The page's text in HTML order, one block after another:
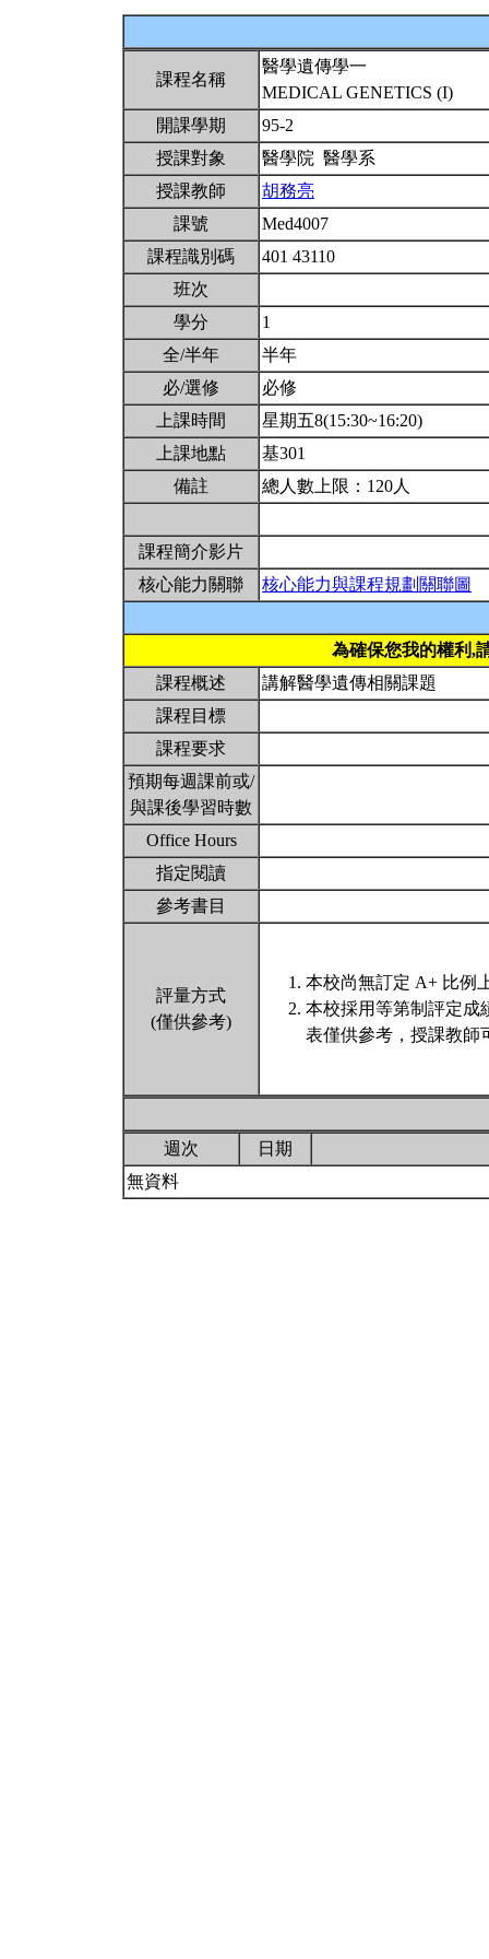
課程名稱
醫學遺傳學一
MEDICAL GENETICS (I)
開課學期
95-2
授課對象
醫學院 醫學系
授課教師
胡務亮
課號
Med4007
課程識別碼
401 43110
班次
學分
1
全/半年
半年
必/選修
必修
上課時間
星期五8(15:30~16:20)
上課地點
基301
備註
總人數上限：120人
課程簡介影片
核心能力關聯
核心能力與課程規劃關聯圖
為確保您我的權利,
課程概述
講解醫學遺傳相關課題
課程目標
課程要求
預期每週課前或/
與課後學習時數
Office Hours
指定閱讀
參考書目
評量方式
(僅供參考)
本校尚無訂定 A+ 比例
本校採用等第制評定成
表僅供參考，授課教師
週次
日期
無資料